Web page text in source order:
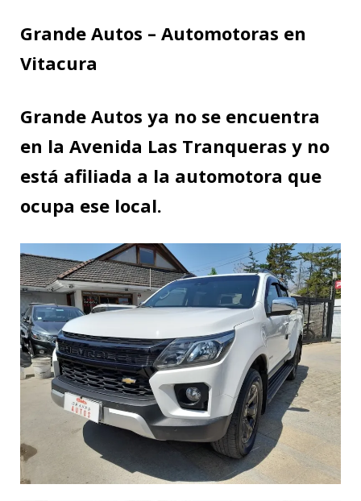
Grande Autos – Automotoras en
Vitacura
Grande Autos ya no se encuentra
en la Avenida Las Tranqueras y no
está afiliada a la automotora que
ocupa ese local.